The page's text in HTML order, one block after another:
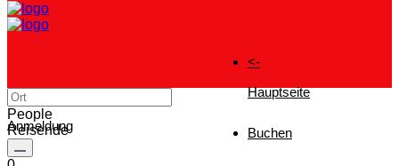
<-
Hauptseite
Buchen
Anmeldung
People
Reisende